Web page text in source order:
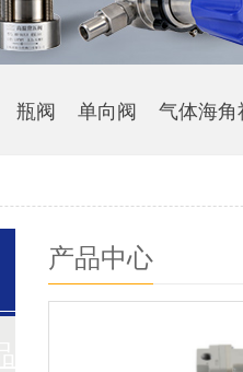
瓶阀 单向阀 气体海
产品中心